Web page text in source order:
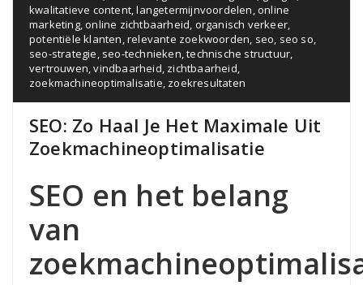
kwalitatieve content,langetermijnvoordelen,online
marketing,online zichtbaarheid, organisch verkeer,
potentiële klanten,relevante zoekwoorden, seo, seo so,
seo-strategie, seo-technieken,technische structuur,
vertrouwen,vindbaarheid, zichtbaarheid,
zoekmachineoptimalisatie, zoekresultaten
SEO: Zo Haal Je Het Maximale Uit
Zoekmachineoptimalisatie
SEO en het belang
van